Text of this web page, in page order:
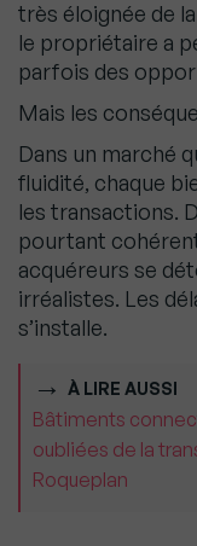
très éloignée de
le propriétaire a
parfois des
Mais les
Dans un marché
fluidité, chaque
les transactions.
pourtant
acquéreurs se
irréalistes. Les
s’installe.
À LIRE AUSSI
Bâtiments
oubliées de la
Roqueplan